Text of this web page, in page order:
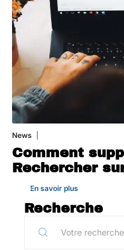
News
Comment
Rechercher
En savoir plus
Recherche